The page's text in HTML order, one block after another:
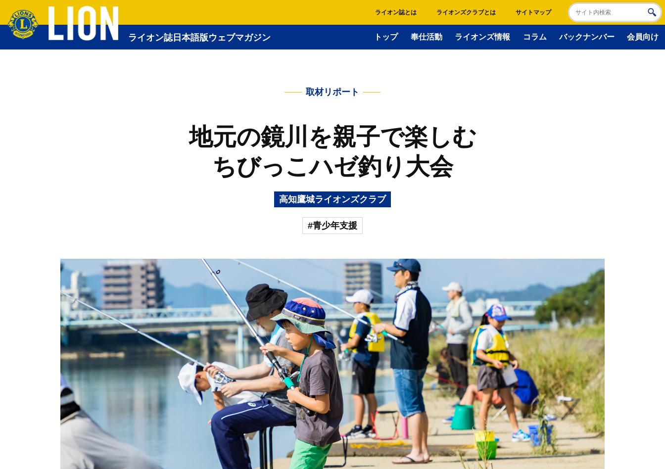
ライオン誌日本語版ウェブマガジン
ライオン誌とは ライオンズクラブとは サイトマップ
トップ 奉仕活動 ライオンズ情報 コラム バックナンバー 会員向け
取材リポート
地元の鏡川を親子で楽しむ
ちびっこハゼ釣り大会
高知鷹城ライオンズクラブ
#青少年支援